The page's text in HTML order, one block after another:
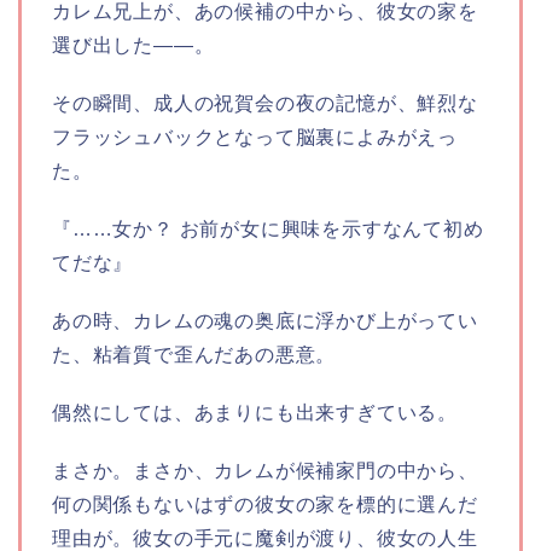
カレム兄上が、あの候補の中から、彼女の家を
選び出した――。
その瞬間、成人の祝賀会の夜の記憶が、鮮烈な
フラッシュバックとなって脳裏によみがえっ
た。
『……女か？ お前が女に興味を示すなんて初め
てだな』
あの時、カレムの魂の奥底に浮かび上がってい
た、粘着質で歪んだあの悪意。
偶然にしては、あまりにも出来すぎている。
まさか。まさか、カレムが候補家門の中から、
何の関係もないはずの彼女の家を標的に選んだ
理由が。彼女の手元に魔剣が渡り、彼女の人生